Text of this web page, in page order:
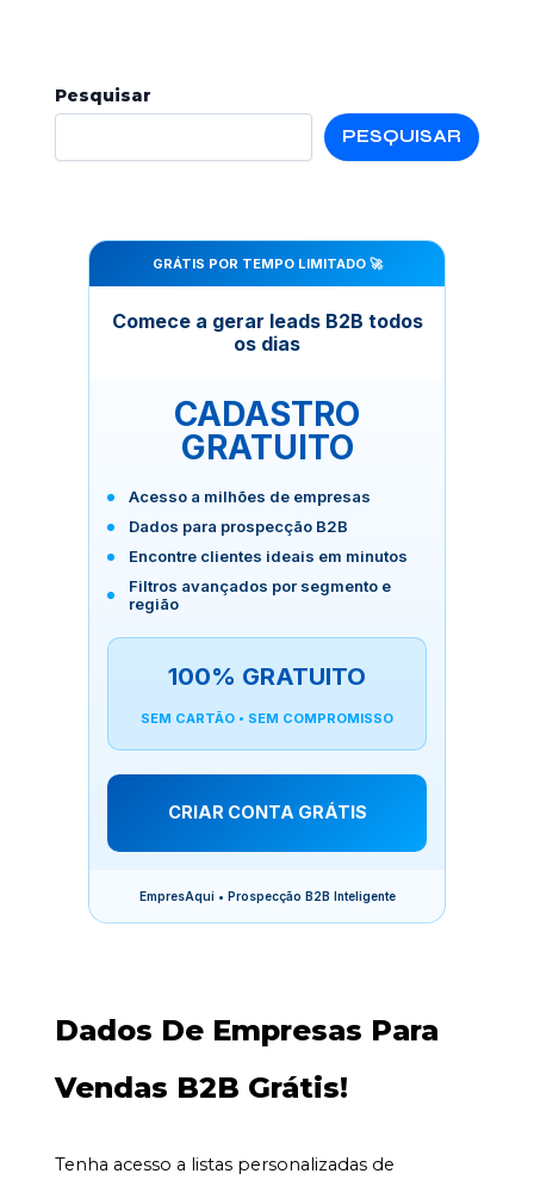
Pesquisar
PESQUISAR
GRÁTIS POR TEMPO LIMITADO 🚀
Comece a gerar leads B2B todos
os dias
CADASTRO
GRATUITO
Acesso a milhões de empresas
Dados para prospecção B2B
Encontre clientes ideais em minutos
Filtros avançados por segmento e
região
100% GRATUITO
SEM CARTÃO • SEM COMPROMISSO
CRIAR CONTA GRÁTIS
EmpresAqui • Prospecção B2B Inteligente
Dados De Empresas Para
Vendas B2B Grátis!
Tenha acesso a listas personalizadas de